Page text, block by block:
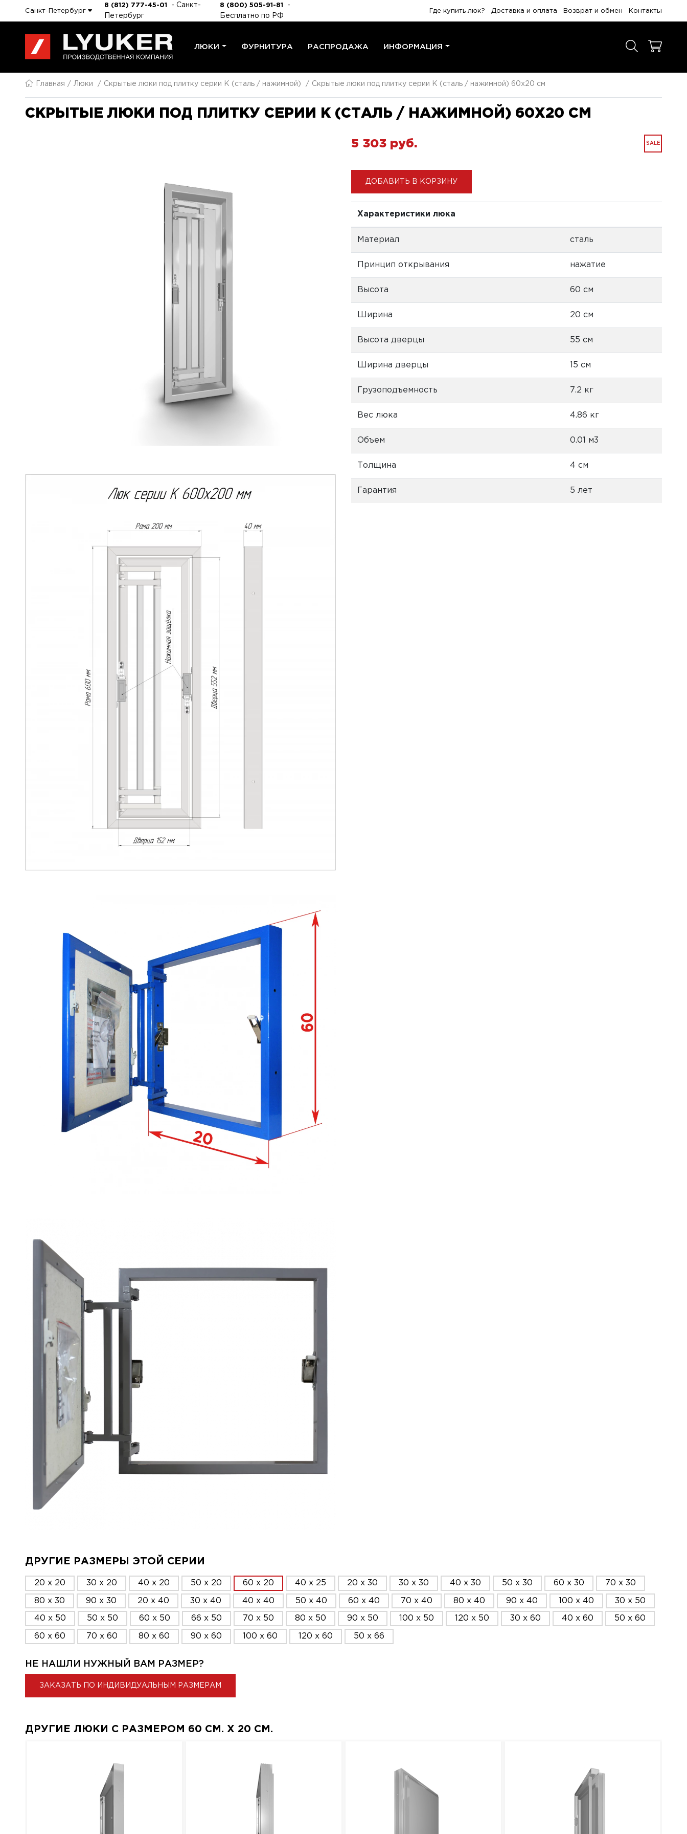
Санкт-Петербург
8 (812) 777-45-01
- Санкт-
Петербург
8 (800) 505-91-81
-
Бесплатно по РФ
Где купить люк? Доставка и оплата Возврат и обмен Контакты
ЛЮКИ ФУРНИТУРА РАСПРОДАЖА ИНФОРМАЦИЯ
Главная Люки Скрытые люки под плитку серии K (сталь / нажимной) Скрытые люки под плитку серии K (сталь / нажимной) 60x20 см
СКРЫТЫЕ ЛЮКИ ПОД ПЛИТКУ СЕРИИ K (СТАЛЬ / НАЖИМНОЙ) 60X20 СМ
5 303 pуб. SALE
ДОБАВИТЬ В КОРЗИНУ
Характеристики люка
Материал сталь
Принцип открывания нажатие
Высота 60 см
Ширина 20 см
Высота дверцы 55 см
Ширина дверцы 15 см
Грузоподъемность 7.2 кг
Вес люка 4.86 кг
Объем 0.01 м3
Толщина 4 см
Гарантия 5 лет
ДРУГИЕ РАЗМЕРЫ ЭТОЙ СЕРИИ
20 x 20 30 x 20 40 x 20 50 x 20 60 x 20 40 x 25 20 x 30 30 x 30 40 x 30 50 x 30 60 x 30 70 x 30
80 x 30 90 x 30 20 x 40 30 x 40 40 x 40 50 x 40 60 x 40 70 x 40 80 x 40 90 x 40 100 x 40 30 x 50
40 x 50 50 x 50 60 x 50 66 x 50 70 x 50 80 x 50 90 x 50 100 x 50 120 x 50 30 x 60 40 x 60 50 x 60
60 x 60 70 x 60 80 x 60 90 x 60 100 x 60 120 x 60 50 x 66
НЕ НАШЛИ НУЖНЫЙ ВАМ РАЗМЕР?
ЗАКАЗАТЬ ПО ИНДИВИДУАЛЬНЫМ РАЗМЕРАМ
ДРУГИЕ ЛЮКИ С РАЗМЕРОМ 60 СМ. X 20 СМ.